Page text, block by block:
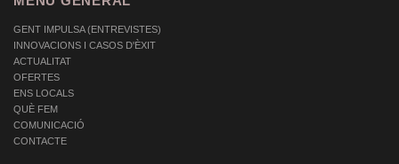
GENT IMPULSA (ENTREVISTES)
INNOVACIONS I CASOS D'ÈXIT
ACTUALITAT
OFERTES
ENS LOCALS
QUÈ FEM
COMUNICACIÓ
CONTACTE